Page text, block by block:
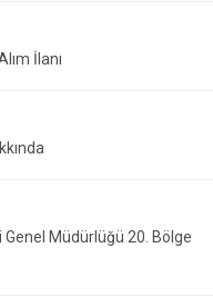
İlanı
Genel Müdürlüğü 20. Bölge